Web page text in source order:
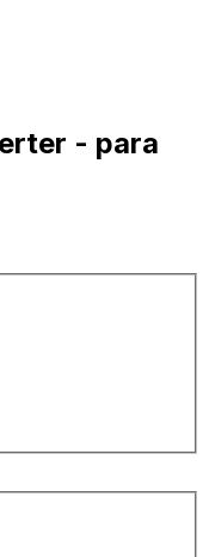
- para